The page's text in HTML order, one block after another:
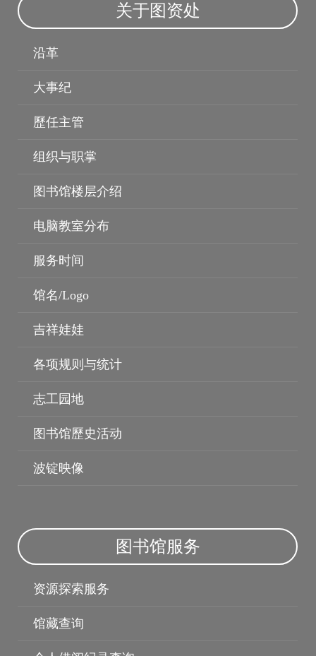
关于图资处
沿革
大事纪
歷任主管
组织与职掌
图书馆楼层介绍
电脑教室分布
服务时间
馆名/Logo
吉祥娃娃
各项规则与统计
志工园地
图书馆歷史活动
波锭映像
图书馆服务
资源探索服务
馆藏查询